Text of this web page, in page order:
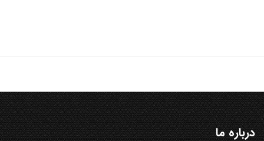
درباره ما